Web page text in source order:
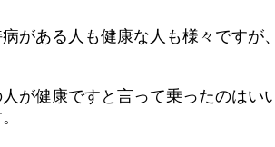
がある人も健康な人も様々ですが
が健康ですと言って乗ったのはい